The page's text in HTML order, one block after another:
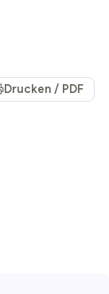
Drucken / PDF